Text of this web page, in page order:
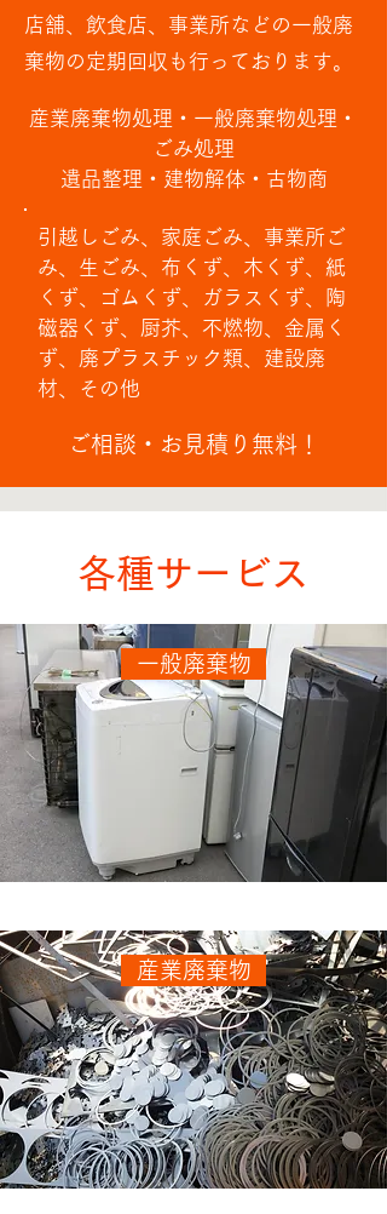
店舗、飲食店、事業所などの一般廃
棄物の定期回収も行っております。
産業廃棄物処理・一般廃棄物処理・
ごみ処理
​遺品整理・建物解体・古物商
引越しごみ、家庭ごみ、事業所ご
み、生ごみ、布くず、木くず、紙
くず、ゴムくず、ガラスくず、陶
磁器くず、厨芥、不燃物、金属く
ず、廃プラスチック類、建設廃
材、その他
ご相談・お見積り無料！
各種サービス
一般廃棄物
産業廃棄物